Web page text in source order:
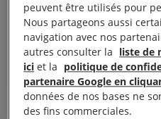
de persécution
éclater
Agnès Callamard, secrétaire
peuvent être utilisés pour
Nous partageons aussi
navigation avec nos
autres consulter la liste de
ici et la politique de
partenaire Google en
données de nos bases ne
des fins commerciales.